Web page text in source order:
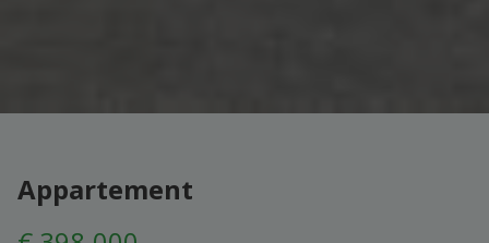
Appartement